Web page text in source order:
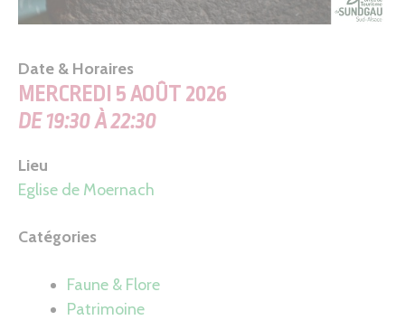
Date & Horaires
MERCREDI 5 AOÛT 2026
DE 19:30 À 22:30
Lieu
Eglise de Moernach
Catégories
Faune & Flore
Patrimoine